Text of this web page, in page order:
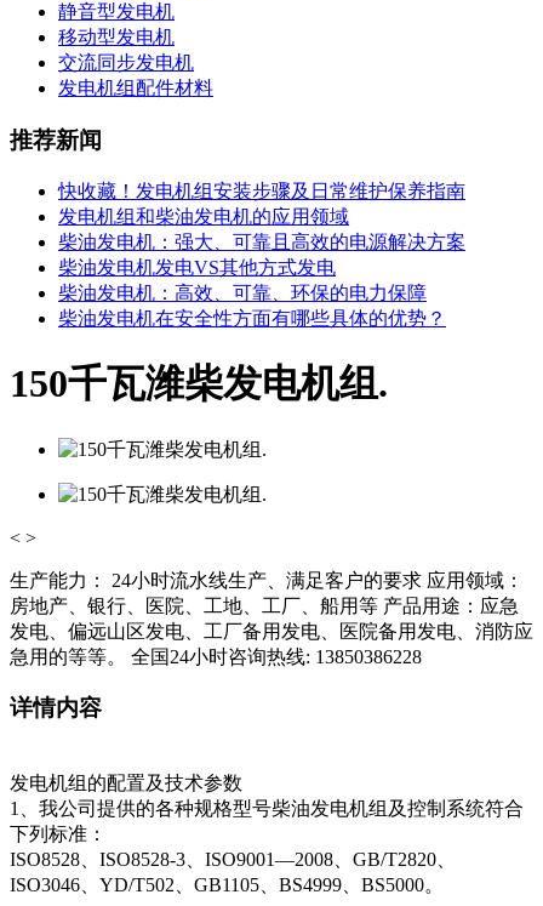
静音型发电机
移动型发电机
交流同步发电机
发电机组配件材料
推荐新闻
快收藏！发电机组安装步骤及日常维护保养指南
发电机组和柴油发电机的应用领域
柴油发电机：强大、可靠且高效的电源解决方案
柴油发电机发电VS其他方式发电
柴油发电机：高效、可靠、环保的电力保障
柴油发电机在安全性方面有哪些具体的优势？
150千瓦潍柴发电机组.
< >
生产能力： 24小时流水线生产、满足客户的要求 应用领域：
房地产、银行、医院、工地、工厂、船用等 产品用途：应急
发电、偏远山区发电、工厂备用发电、医院备用发电、消防应
急用的等等。 全国24小时咨询热线: 13850386228
详情内容
发电机组的配置及技术参数
1、我公司提供的各种规格型号柴油发电机组及控制系统符合
下列标准：
ISO8528、ISO8528-3、ISO9001—2008、GB/T2820、
ISO3046、YD/T502、GB1105、BS4999、BS5000。